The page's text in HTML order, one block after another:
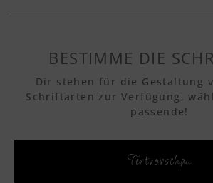
BESTIMME DIE
Dir stehen für die Gestaltung
Schriftarten zur Verfügung,
passende!
Textvorschau